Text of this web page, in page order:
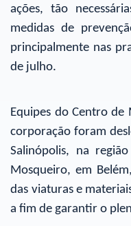
ações, tão
medidas de
principalmente nas
de julho.
Equipes do Centro
corporação foram
Salinópolis, na
Mosqueiro, em
das viaturas e
a fim de garantir o